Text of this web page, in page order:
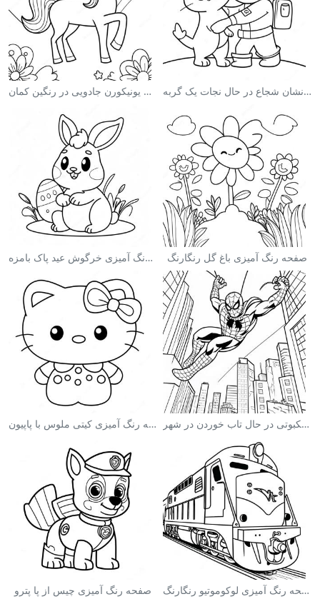
صفحه رنگ آمیزی یونیکورن جادویی در رنگین کمان صفحه رنگ آمیزی آتش‌نشان شجاع در حال نجات یک گربه
صفحه رنگ آمیزی خرگوش عید پاک بامزه صفحه رنگ آمیزی باغ گل رنگارنگ
صفحه رنگ آمیزی کیتی ملوس با پاپیون صفحه رنگ آمیزی مرد عنکبوتی در حال تاب خوردن در شهر
صفحه رنگ آمیزی چیس از پا پترو صفحه رنگ آمیزی لوکوموتیو رنگارنگ